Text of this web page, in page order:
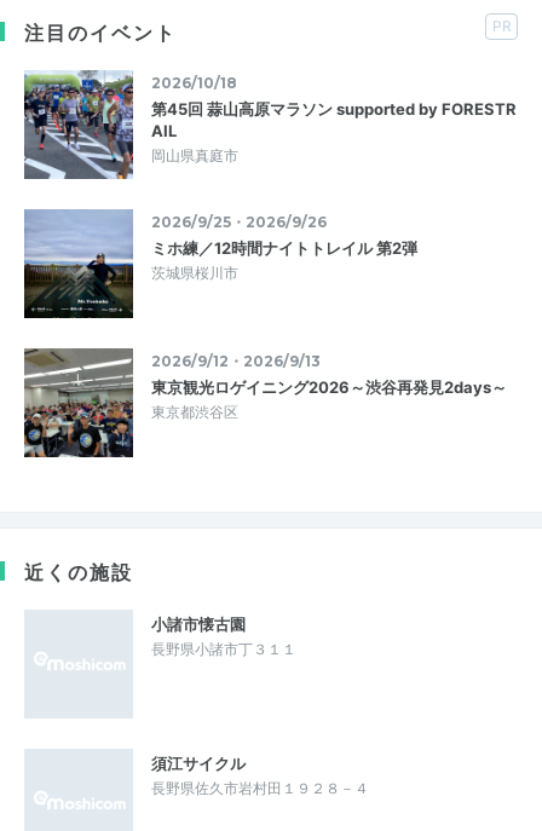
注目のイベント PR
2026/10/18
第45回 蒜山高原マラソン supported by FORESTR
AIL
岡山県真庭市
2026/9/25・2026/9/26
ミホ練／12時間ナイトトレイル 第2弾
茨城県桜川市
2026/9/12・2026/9/13
東京観光ロゲイニング2026～渋谷再発見2days～
東京都渋谷区
近くの施設
小諸市懐古園
長野県小諸市丁３１１
須江サイクル
長野県佐久市岩村田１９２８－４